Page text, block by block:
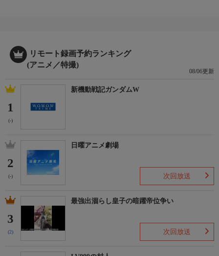
リモート録画予約ランキング
(アニメ／特撮)
08/06更新
1
(-)
新機動戦記ガンダムW
2
(-)
日曜アニメ劇場
次回放送
3
(2)
最強出涸らし皇子の暗躍帝位争い
次回放送